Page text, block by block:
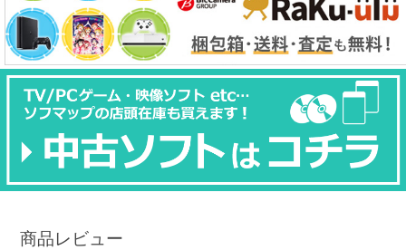
商品レビュー